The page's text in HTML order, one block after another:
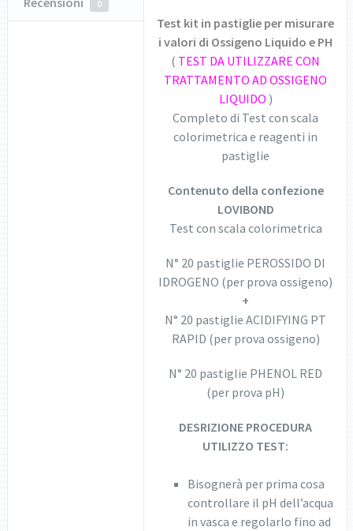
0
Test kit in pastiglie per misurare
i valori di Ossigeno Liquido e PH
( TEST DA UTILIZZARE CON
TRATTAMENTO AD OSSIGENO
LIQUIDO )
Completo di Test con scala
colorimetrica e reagenti in
pastiglie
Contenuto della confezione
LOVIBOND
Test con scala colorimetrica
N° 20 pastiglie PEROSSIDO DI
IDROGENO (per prova ossigeno)
+
N° 20 pastiglie ACIDIFYING PT
RAPID (per prova ossigeno)
N° 20 pastiglie PHENOL RED
(per prova pH)
DESRIZIONE PROCEDURA
UTILIZZO TEST:
Bisognerà per prima cosa
controllare il pH dell’acqua
in vasca e regolarlo fino ad